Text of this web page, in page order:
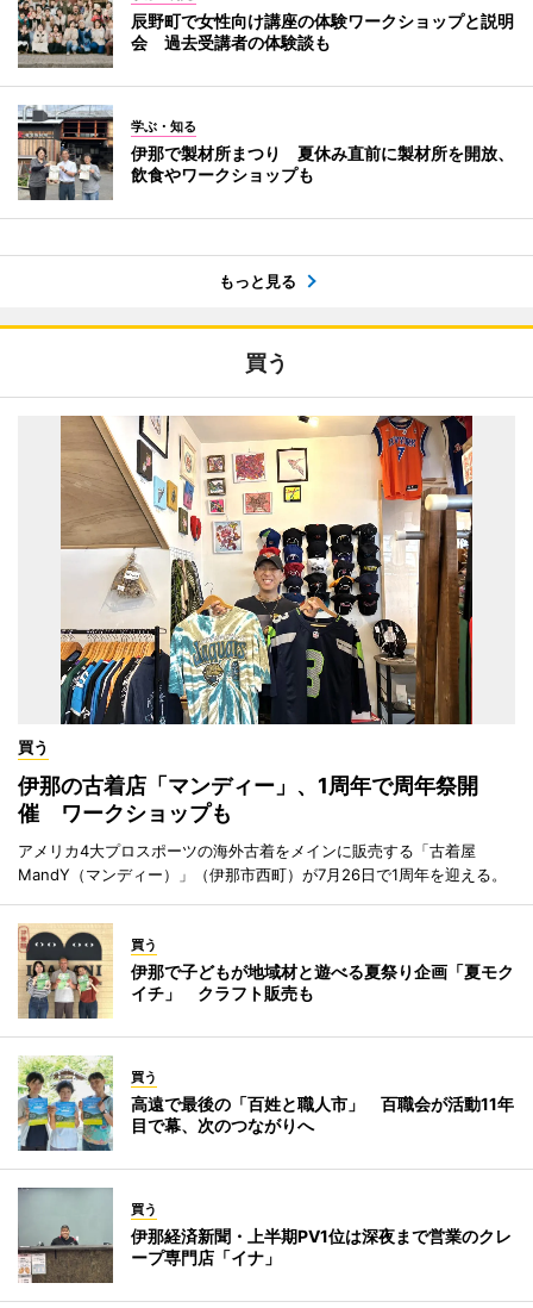
辰野町で女性向け講座の体験ワークショップと説明
会 過去受講者の体験談も
学ぶ・知る
伊那で製材所まつり 夏休み直前に製材所を開放、
飲食やワークショップも
もっと見る
買う
買う
伊那の古着店「マンディー」、1周年で周年祭開
催 ワークショップも
アメリカ4大プロスポーツの海外古着をメインに販売する「古着屋
MandY（マンディー）」（伊那市西町）が7月26日で1周年を迎える。
買う
伊那で子どもが地域材と遊べる夏祭り企画「夏モク
イチ」 クラフト販売も
買う
高遠で最後の「百姓と職人市」 百職会が活動11年
目で幕、次のつながりへ
買う
伊那経済新聞・上半期PV1位は深夜まで営業のクレ
ープ専門店「イナ」